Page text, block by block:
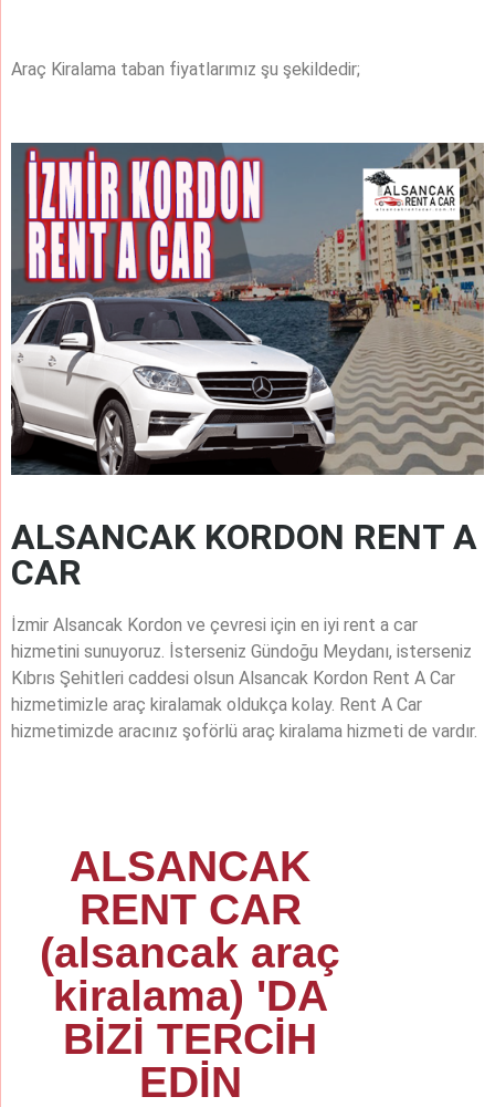
Araç Kiralama taban fiyatlarımız şu şekildedir;
ALSANCAK KORDON RENT A
CAR
İzmir Alsancak Kordon ve çevresi için en iyi rent a car
hizmetini sunuyoruz. İsterseniz Gündoğu Meydanı, isterseniz
Kıbrıs Şehitleri caddesi olsun Alsancak Kordon Rent A Car
hizmetimizle araç kiralamak oldukça kolay. Rent A Car
hizmetimizde aracınız şoförlü araç kiralama hizmeti de vardır.
ALSANCAK
RENT CAR
(alsancak araç
kiralama) 'DA
BİZİ TERCİH
EDİN